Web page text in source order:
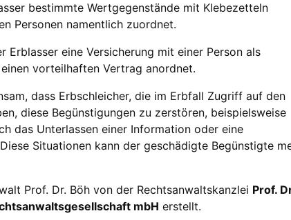
bestimmte Wertgegenstände mit Klebezetteln
Personen namentlich zuordnet.
Erblasser eine Versicherung mit einer Person als
vorteilhaften Vertrag anordnet.
dass Erbschleicher, die im Erbfall Zugriff auf den
diese Begünstigungen zu zerstören, beispielsweise
das Unterlassen einer Information oder eine
Situationen kann der geschädigte Begünstigte
Prof. Dr. Böh von der Rechtsanwaltskanzlei Prof.
mbH erstellt.